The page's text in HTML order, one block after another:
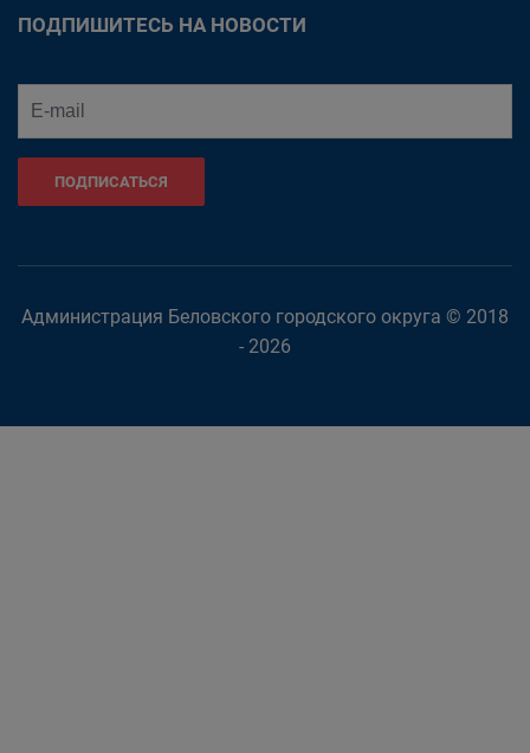
ПОДПИШИТЕСЬ НА НОВОСТИ
ПОДПИСАТЬСЯ
Администрация Беловского городского округа © 2018
- 2026